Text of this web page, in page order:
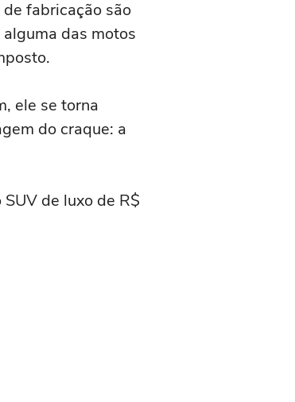
fabricação são
das motos
ele se torna
do craque: a
de luxo de R$